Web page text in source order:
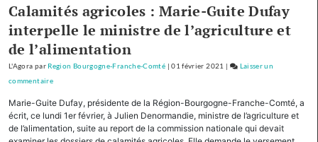
plan
d’investissement
pour
montagne
Calamités agricoles : Marie-Guite Dufay
interpelle le ministre de l’agriculture et
de l’alimentation
L'Agora par Region Bourgogne-Franche-Comté |01 février 2021 |
Laisser un
commentaireon
autres
Régions,
Marie-Guite Dufay, présidente de la Région-Bourgogne-Franche-Comté, a
écrit, ce lundi 1er février, à Julien Denormandie, ministre de l’agriculture et
de l’alimentation, suite au report de la commission nationale qui devait